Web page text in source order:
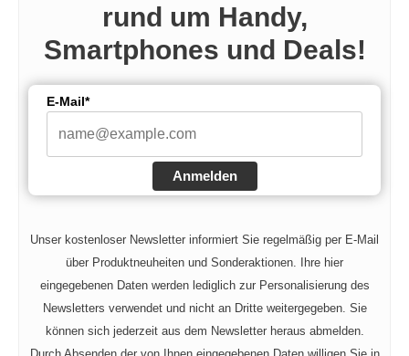
rund um Handy,
Smartphones und Deals!
E-Mail*
Anmelden
Unser kostenloser Newsletter informiert Sie regelmäßig per E-Mail
über Produktneuheiten und Sonderaktionen. Ihre hier
eingegebenen Daten werden lediglich zur Personalisierung des
Newsletters verwendet und nicht an Dritte weitergegeben. Sie
können sich jederzeit aus dem Newsletter heraus abmelden.